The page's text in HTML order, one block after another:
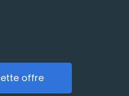
à cette offre
offre